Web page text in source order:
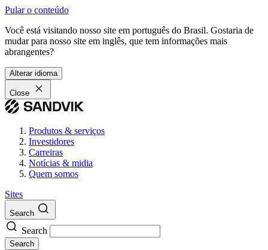
Pular o conteúdo
Você está visitando nosso site em português do Brasil. Gostaria de
mudar para nosso site em inglês, que tem informações mais
abrangentes?
Alterar idioma
Close
Produtos & serviços
Investidores
Carreiras
Notícias & midia
Quem somos
Sites
Search
Search
Search